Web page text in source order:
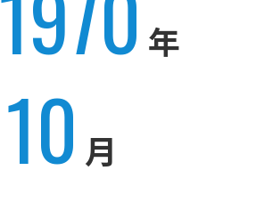
年
10 月